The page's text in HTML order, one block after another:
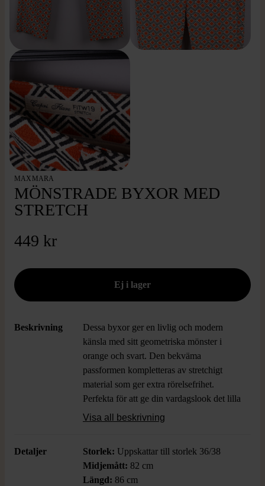
MAXMARA
MÖNSTRADE BYXOR MED
STRETCH
449 kr
Beskrivning
Dessa byxor ger en livlig och modern
känsla med sitt geometriska mönster i
orange och svart. Den bekväma
passformen kompletteras av stretchigt
material som ger extra rörelsefrihet.
Perfekta för att ge din vardagslook det lilla
extra.
Visa all beskrivning
Detaljer Storlek: Uppskattar till storlek 36/38
Midjemått: 82 cm
Längd: 86 cm